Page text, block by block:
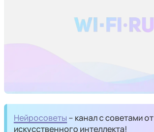
Нейросоветы – канал с советами от
искусственного интеллекта!